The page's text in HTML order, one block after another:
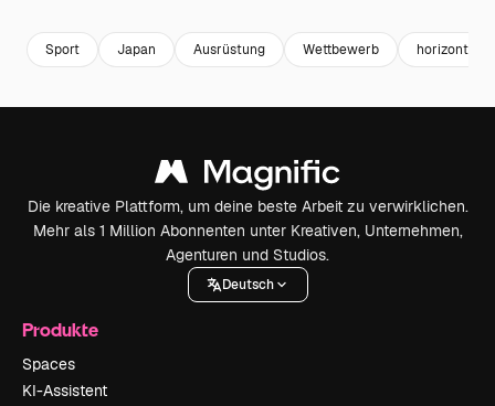
Sport Japan Ausrüstung Wettbewerb horizontal
Die kreative Plattform, um deine beste Arbeit zu verwirklichen.
Mehr als 1 Million Abonnenten unter Kreativen, Unternehmen,
Agenturen und Studios.
Deutsch
Produkte
Spaces
KI-Assistent